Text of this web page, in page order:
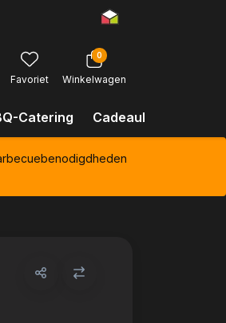
Favoriet
0
Winkelwagen
Catering Cadeaubonnen